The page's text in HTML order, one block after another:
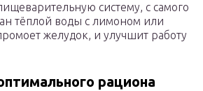
систему, с самого
тёплой воды с лимоном или
желудок, и улучшит работу
рациона